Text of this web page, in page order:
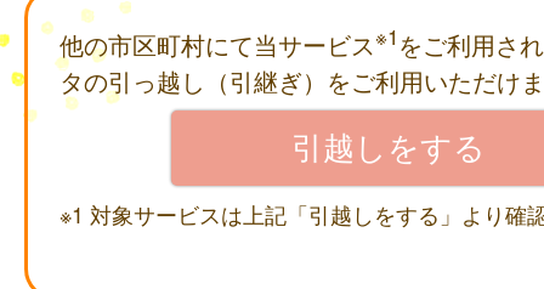
他の市区町村にて当サービス※1 をご利用さ
タの引っ越し（引継ぎ）をご利用いただけ
※1 対象サービスは上記「引越しをする」より確